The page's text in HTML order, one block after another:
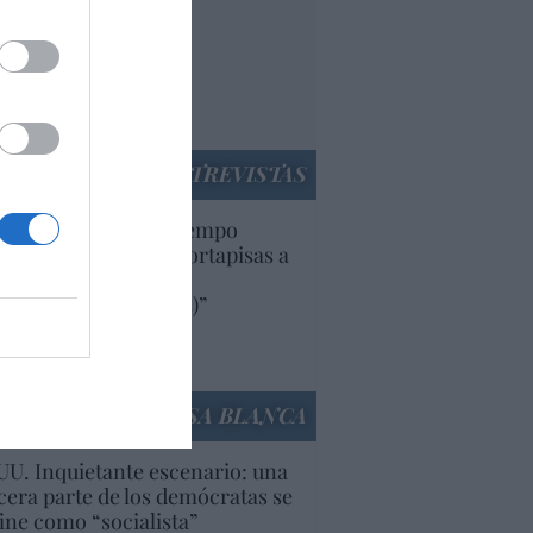
con
acusa una
ENTREVISTAS
lleva mucho tiempo
aranceles y cortapisas a
(y europeas)”
anteriores
LA CASA BLANCA
Inquietante escenario: una
parte de los demócratas se
como “socialista”